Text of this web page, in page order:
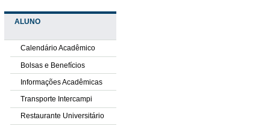
ALUNO
Calendário Acadêmico
Bolsas e Benefícios
Informações Acadêmicas
Transporte Intercampi
Restaurante Universitário